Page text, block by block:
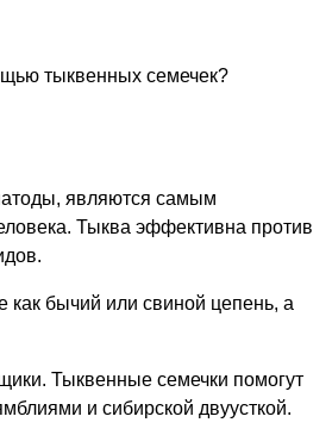
тыквенных семечек?
являются самым
Тыква эффективна против
как бычий или свиной цепень, а
Тыквенные семечки помогут
и сибирской двуусткой.